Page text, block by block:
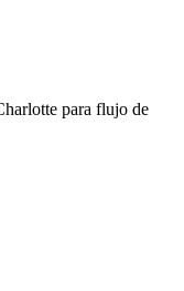
para flujo de